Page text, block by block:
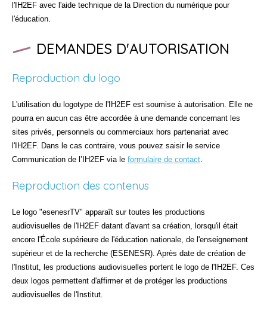
l'IH2EF avec l'aide technique de la Direction du numérique pour
l'éducation.
DEMANDES D'AUTORISATION
Reproduction du logo
L'utilisation du logotype de l'IH2EF est soumise à autorisation. Elle ne
pourra en aucun cas être accordée à une demande concernant les
sites privés, personnels ou commerciaux hors partenariat avec
l'IH2EF. Dans le cas contraire, vous pouvez saisir le service
Communication de l’IH2EF via le formulaire de contact.
Reproduction des contenus
Le logo "esenesrTV" apparaît sur toutes les productions
audiovisuelles de l'IH2EF datant d'avant sa création, lorsqu'il était
encore l'École supérieure de l'éducation nationale, de l'enseignement
supérieur et de la recherche (ESENESR). Après date de création de
l'Institut, les productions audiovisuelles portent le logo de l'IH2EF. Ces
deux logos permettent d'affirmer et de protéger les productions
audiovisuelles de l'Institut.